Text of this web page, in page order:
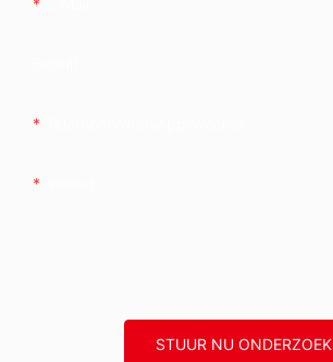
STUUR NU ONDERZOEK